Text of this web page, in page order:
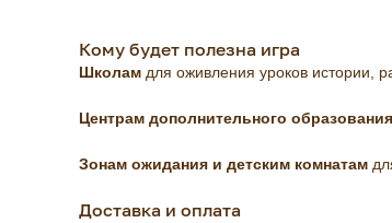
Кому будет полезна игра
Школам для оживления уроков истории,
Центрам дополнительного образования
Зонам ожидания и детским комнатам
Доставка и оплата